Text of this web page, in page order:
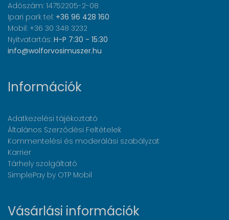
Adószám: 14752205-2-08
Ipari park tel: +36 96 428 160
Mobil: +36 30 348 3232
Nyitvatartás: H-P 7:30 - 15:30
info@wolforvosimuszer.hu
Információk
Adatkezelési tájékoztató
Általános Szerződési Feltételek
Kommentelési és moderálási szabályzat
Karrier
Tárhely szolgáltató
SimplePay by OTP Mobil
Vásárlási információk